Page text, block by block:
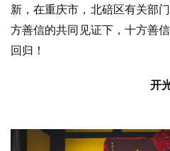
新，在重庆市，北碚区有关部
方善信的共同见证下，十方善
回归！
开